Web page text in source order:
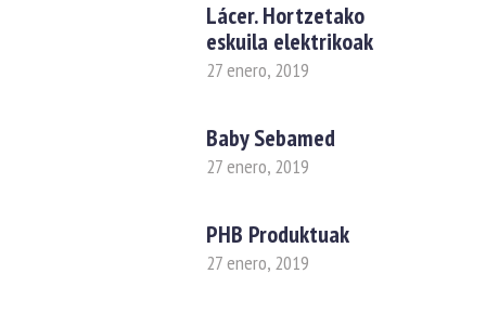
Lácer. Hortzetako
eskuila elektrikoak
27 enero, 2019
Baby Sebamed
27 enero, 2019
PHB Produktuak
27 enero, 2019